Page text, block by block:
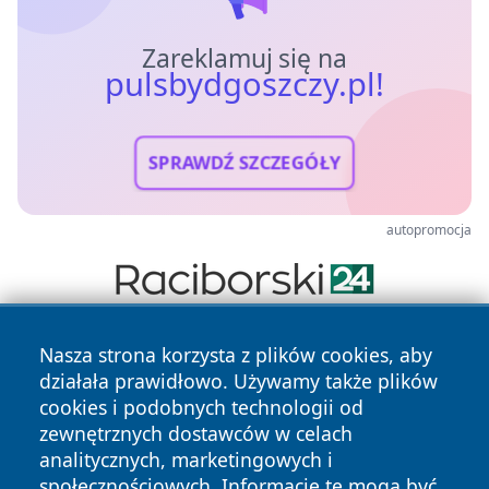
Zareklamuj się na
pulsbydgoszczy.pl!
SPRAWDŹ SZCZEGÓŁY
autopromocja
Nasza strona korzysta z plików cookies, aby
działała prawidłowo. Używamy także plików
cookies i podobnych technologii od
zewnętrznych dostawców w celach
analitycznych, marketingowych i
Copyright © 2026 pulsbydgoszczy.pl Wszystkie prawa